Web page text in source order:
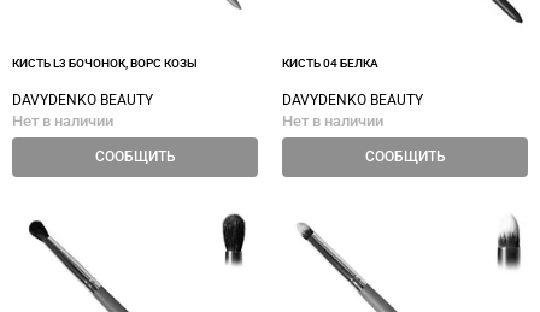
КИСТЬ L3 БОЧОНОК, ВОРС КОЗЫ
DAVYDENKO BEAUTY
Нет в наличии
СООБЩИТЬ
КИСТЬ 04 БЕЛКА
DAVYDENKO BEAUTY
Нет в наличии
СООБЩИТЬ